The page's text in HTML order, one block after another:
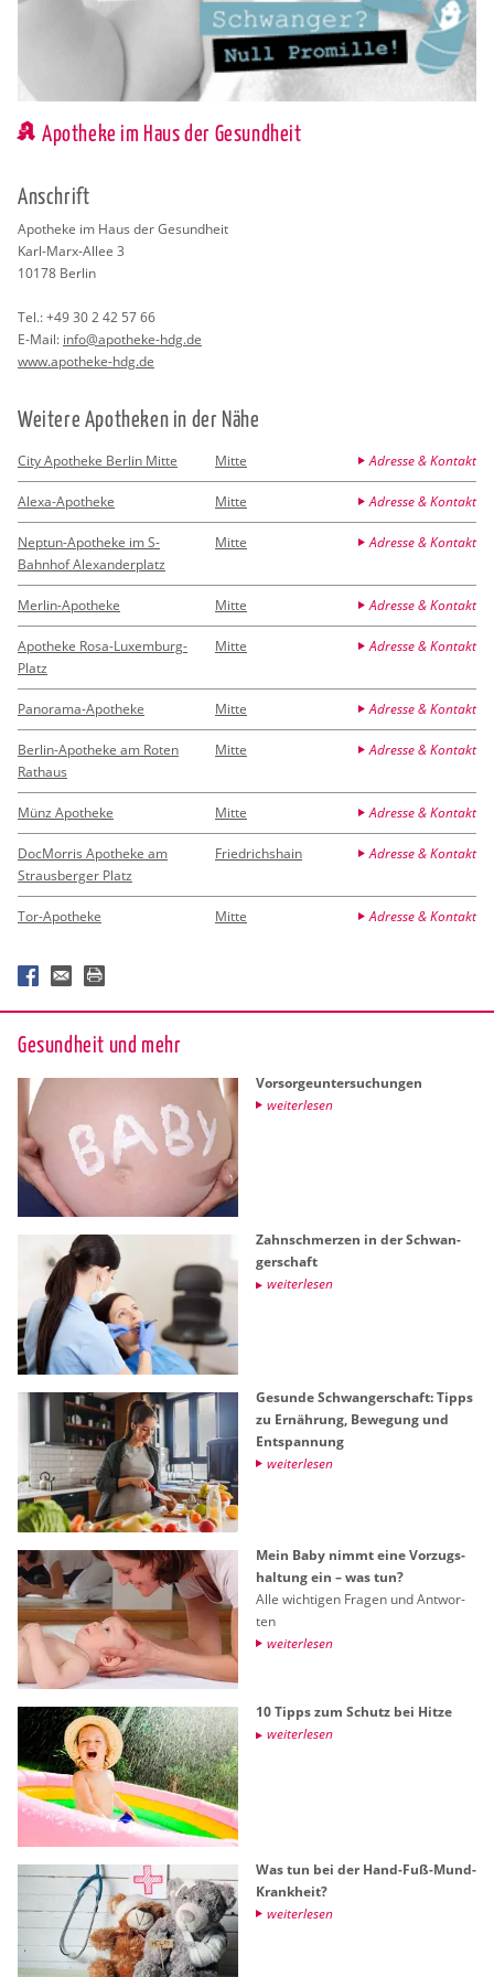
Apotheke im Haus der Gesundheit
An­schrift
Apo­the­ke im Haus der Ge­sund­heit
Karl-Marx-Allee 3
10178 Ber­lin
Tel.:+49 30 2 42 57 66
E-Mail: info@​apotheke-​hdg.​de
www.​apotheke-​hdg.​de
Wei­te­re Apo­the­ken in der Nähe
City Apotheke Berlin Mitte Mitte Adresse & Kontakt
Alexa-Apotheke Mitte Adresse & Kontakt
Neptun-Apotheke im S-
Bahnhof Alexanderplatz
Mitte Adresse & Kontakt
Merlin-Apotheke Mitte Adresse & Kontakt
Apotheke Rosa-Luxemburg-
Platz
Mitte Adresse & Kontakt
Panorama-Apotheke Mitte Adresse & Kontakt
Berlin-Apotheke am Roten
Rathaus
Mitte Adresse & Kontakt
Münz Apotheke Mitte Adresse & Kontakt
DocMorris Apotheke am
Strausberger Platz
Friedrichshain Adresse & Kontakt
Tor-Apotheke Mitte Adresse & Kontakt
Ge­sund­heit und mehr
Vor­sor­ge­un­ter­su­chun­gen
wei­ter­le­sen
Zahn­schmer­zen in der Schwan­
ger­schaft
wei­ter­le­sen
Ge­sun­de Schwan­ger­schaft: Tipps
zu Er­näh­rung, Be­we­gung und
Ent­span­nung
wei­ter­le­sen
Mein Baby nimmt eine Vor­zugs­
hal­tung ein – was tun?
Alle wich­ti­gen Fra­gen und Ant­wor­
ten
wei­ter­le­sen
10 Tipps zum Schutz bei Hitze
wei­ter­le­sen
Was tun bei der Hand-Fuß-Mund-
Krank­heit?
wei­ter­le­sen